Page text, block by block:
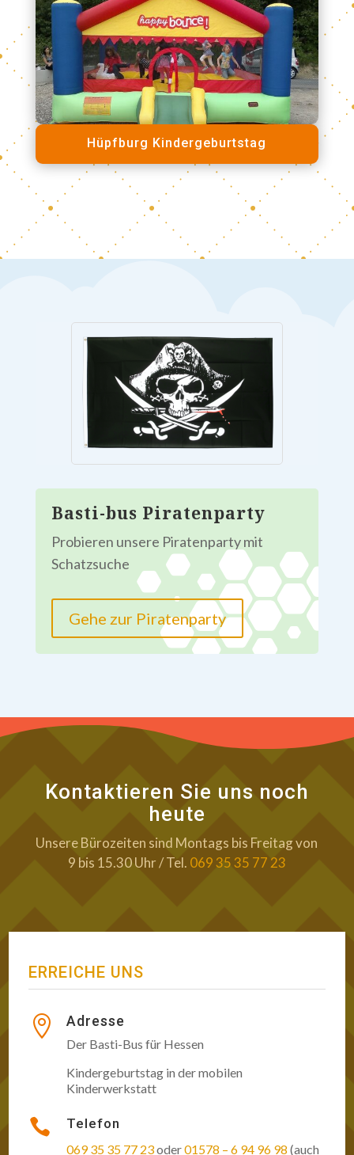
Hüpfburg Kindergeburtstag
Basti-bus Piratenparty
Probieren unsere Piratenparty mit
Schatzsuche
Gehe zur Piratenparty
Kontaktieren Sie uns noch
heute
Unsere Bürozeiten sind Montags bis Freitag von
9 bis 15.30 Uhr / Tel. 069 35 35 77 23
ERREICHE UNS
 Adresse
Der Basti-Bus für Hessen
Kindergeburtstag in der mobilen
Kinderwerkstatt
 Telefon
069 35 35 77 23oder01578 – 6 94 96 98 (auch